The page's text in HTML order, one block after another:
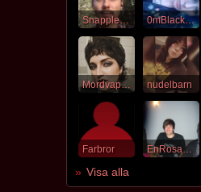
SnappleBapple 0mBlackJim
Mordvapen nudelbarn
Farbror EnRosaGuldFisk
Visa alla